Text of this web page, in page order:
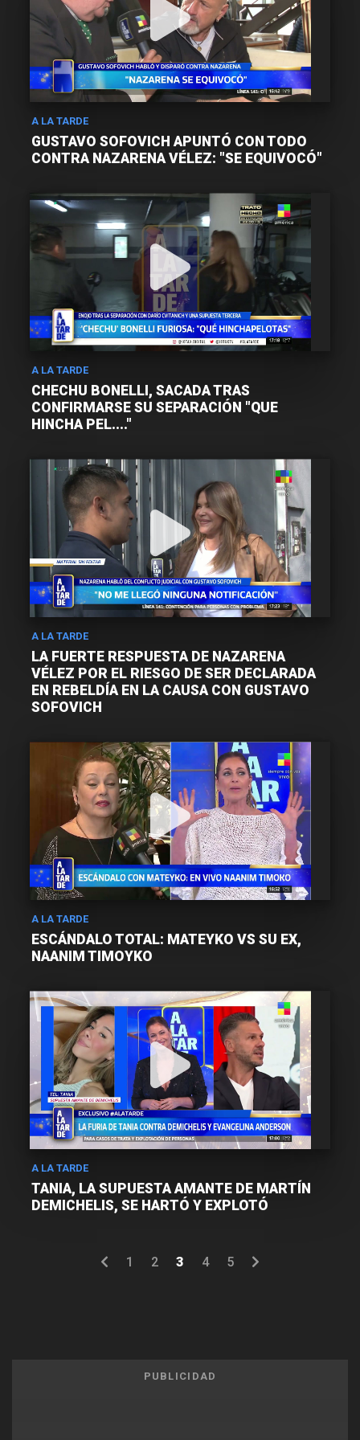
A LA TARDE
GUSTAVO SOFOVICH APUNTÓ CON TODO
CONTRA NAZARENA VÉLEZ: "SE EQUIVOCÓ"
A LA TARDE
CHECHU BONELLI, SACADA TRAS
CONFIRMARSE SU SEPARACIÓN "QUE
HINCHA PEL...."
A LA TARDE
LA FUERTE RESPUESTA DE NAZARENA
VÉLEZ POR EL RIESGO DE SER DECLARADA
EN REBELDÍA EN LA CAUSA CON GUSTAVO
SOFOVICH
A LA TARDE
ESCÁNDALO TOTAL: MATEYKO VS SU EX,
NAANIM TIMOYKO
A LA TARDE
TANIA, LA SUPUESTA AMANTE DE MARTÍN
DEMICHELIS, SE HARTÓ Y EXPLOTÓ
1 2 3 4 5
PUBLICIDAD